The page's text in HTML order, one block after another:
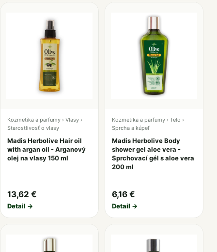
Kozmetika a parfumy › Vlasy ›
Starostlivosť o vlasy
Madis Herbolive Hair oil
with argan oil - Arganový
olej na vlasy 150 ml
13,62 €
Detail →
Kozmetika a parfumy › Telo ›
Sprcha a kúpeľ
Madis Herbolive Body
shower gel aloe vera -
Sprchovací gél s aloe vera
200 ml
6,16 €
Detail →